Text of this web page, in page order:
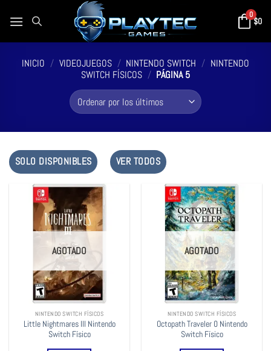
0
$0
INICIO / VIDEOJUEGOS / NINTENDO SWITCH / NINTENDO
SWITCH FÍSICOS / PÁGINA 5
SOLO DISPONIBLES VER TODOS
AGOTADO
NINTENDO SWITCH FÍSICOS
Little Nightmares III Nintendo
Switch Físico
AGOTADO
NINTENDO SWITCH FÍSICOS
Octopath Traveler 0 Nintendo
Switch Físico